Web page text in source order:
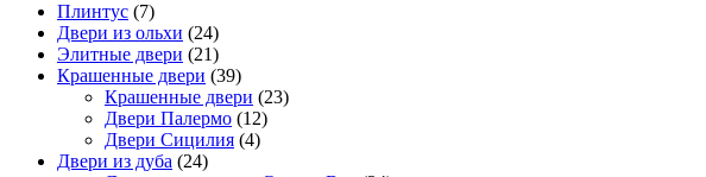
Плинтус (7)
Двери из ольхи (24)
Элитные двери (21)
Крашенные двери (39)
Крашенные двери (23)
Двери Палермо (12)
Двери Сицилия (4)
Двери из дуба (24)